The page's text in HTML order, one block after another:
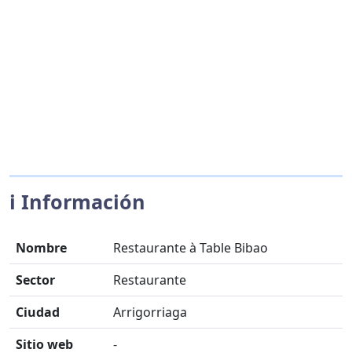
ℹ️ Información
Nombre
Restaurante à Table Bibao
Sector
Restaurante
Ciudad
Arrigorriaga
Sitio web
-